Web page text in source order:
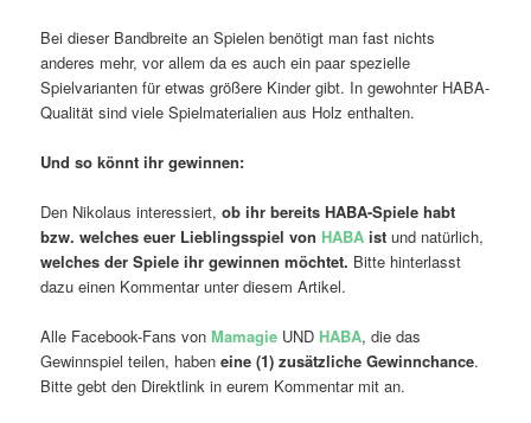
Bei dieser Bandbreite an Spielen benötigt man fast nichts
anderes mehr, vor allem da es auch ein paar spezielle
Spielvarianten für etwas größere Kinder gibt. In gewohnter HABA-
Qualität sind viele Spielmaterialien aus Holz enthalten.
Und so könnt ihr gewinnen:
Den Nikolaus interessiert,ob ihr bereits HABA-Spiele habt
bzw. welches euer Lieblingsspiel von HABA istund natürlich,
welches der Spiele ihr gewinnen möchtet. Bitte hinterlasst
dazu einen Kommentar unter diesem Artikel.
Alle Facebook-Fans von Mamagie UND HABA, die das
Gewinnspiel teilen, haben eine (1) zusätzliche Gewinnchance.
Bitte gebt den Direktlink in eurem Kommentar mit an.